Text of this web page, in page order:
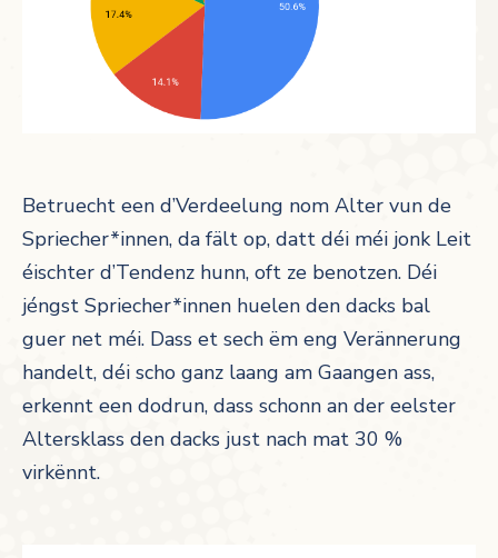
Betruecht een d’Verdeelung nom Alter vun de
Spriecher*innen, da fält op, datt déi méi jonk Leit
éischter d’Tendenz hunn, oft ze benotzen. Déi
jéngst Spriecher*innen huelen den dacks bal
guer net méi. Dass et sech ëm eng Verännerung
handelt, déi scho ganz laang am Gaangen ass,
erkennt een dodrun, dass schonn an der eelster
Altersklass den dacks just nach mat 30 %
virkënnt.